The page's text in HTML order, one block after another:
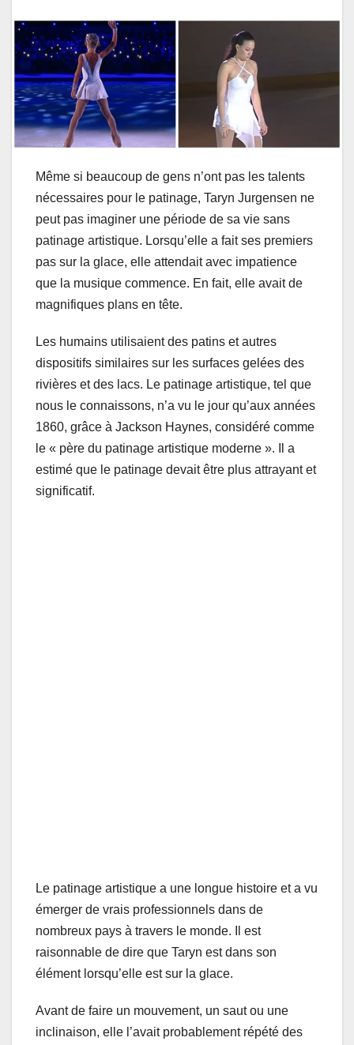
Même si beaucoup de gens n’ont pas les talents
nécessaires pour le patinage, Taryn Jurgensen ne
peut pas imaginer une période de sa vie sans
patinage artistique. Lorsqu’elle a fait ses premiers
pas sur la glace, elle attendait avec impatience
que la musique commence. En fait, elle avait de
magnifiques plans en tête.
Les humains utilisaient des patins et autres
dispositifs similaires sur les surfaces gelées des
rivières et des lacs. Le patinage artistique, tel que
nous le connaissons, n’a vu le jour qu’aux années
1860, grâce à Jackson Haynes, considéré comme
le « père du patinage artistique moderne ». Il a
estimé que le patinage devait être plus attrayant et
significatif.
Le patinage artistique a une longue histoire et a vu
émerger de vrais professionnels dans de
nombreux pays à travers le monde. Il est
raisonnable de dire que Taryn est dans son
élément lorsqu’elle est sur la glace.
Avant de faire un mouvement, un saut ou une
inclinaison, elle l’avait probablement répété des